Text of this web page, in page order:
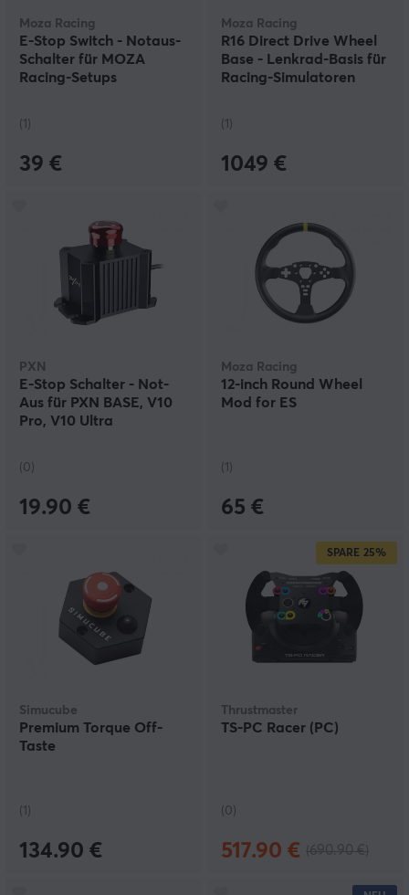
Moza Racing
E-Stop Switch - Notaus-
Schalter für MOZA
Racing-Setups
(1)
39 €
Moza Racing
R16 Direct Drive Wheel
Base - Lenkrad-Basis für
Racing-Simulatoren
(1)
1049 €
PXN
E-Stop Schalter - Not-
Aus für PXN BASE, V10
Pro, V10 Ultra
(0)
19.90 €
Moza Racing
12-inch Round Wheel
Mod for ES
(1)
65 €
Simucube
Premium Torque Off-
Taste
(1)
134.90 €
SPARE 25%
Thrustmaster
TS-PC Racer (PC)
(0)
517.90 €